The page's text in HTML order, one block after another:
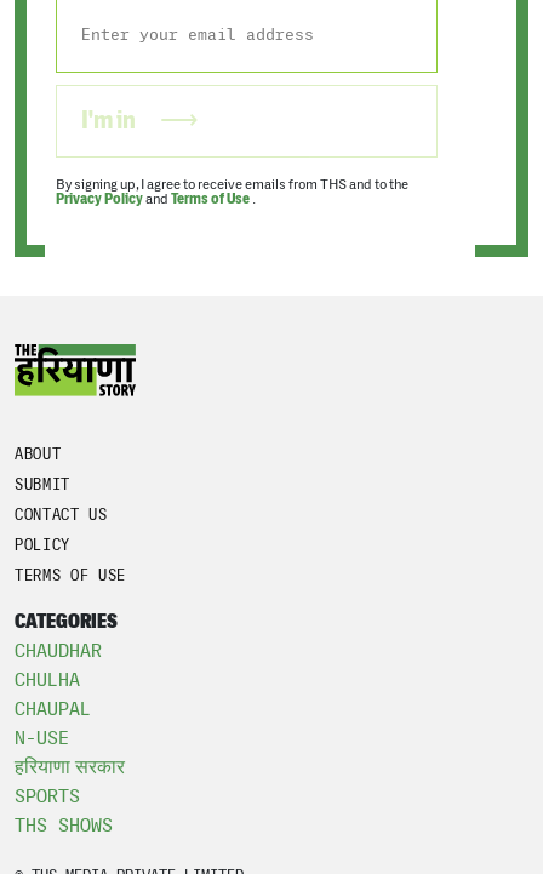
I'm in
By signing up, I agree to receive emails from THS and to the
Privacy Policyand Terms of Use .
ABOUT
SUBMIT
CONTACT US
POLICY
TERMS OF USE
CATEGORIES
CHAUDHAR
CHULHA
CHAUPAL
N-USE
हरियाणा सरकार
SPORTS
THS SHOWS